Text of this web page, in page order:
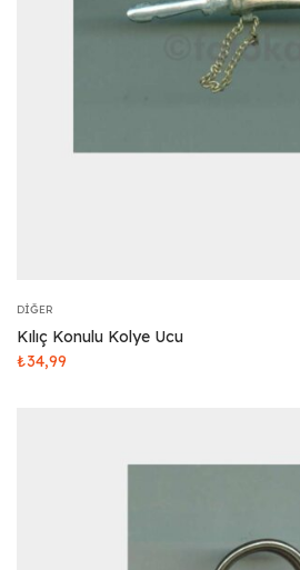
DIĞER
Kılıç Konulu Kolye Ucu
₺34,99